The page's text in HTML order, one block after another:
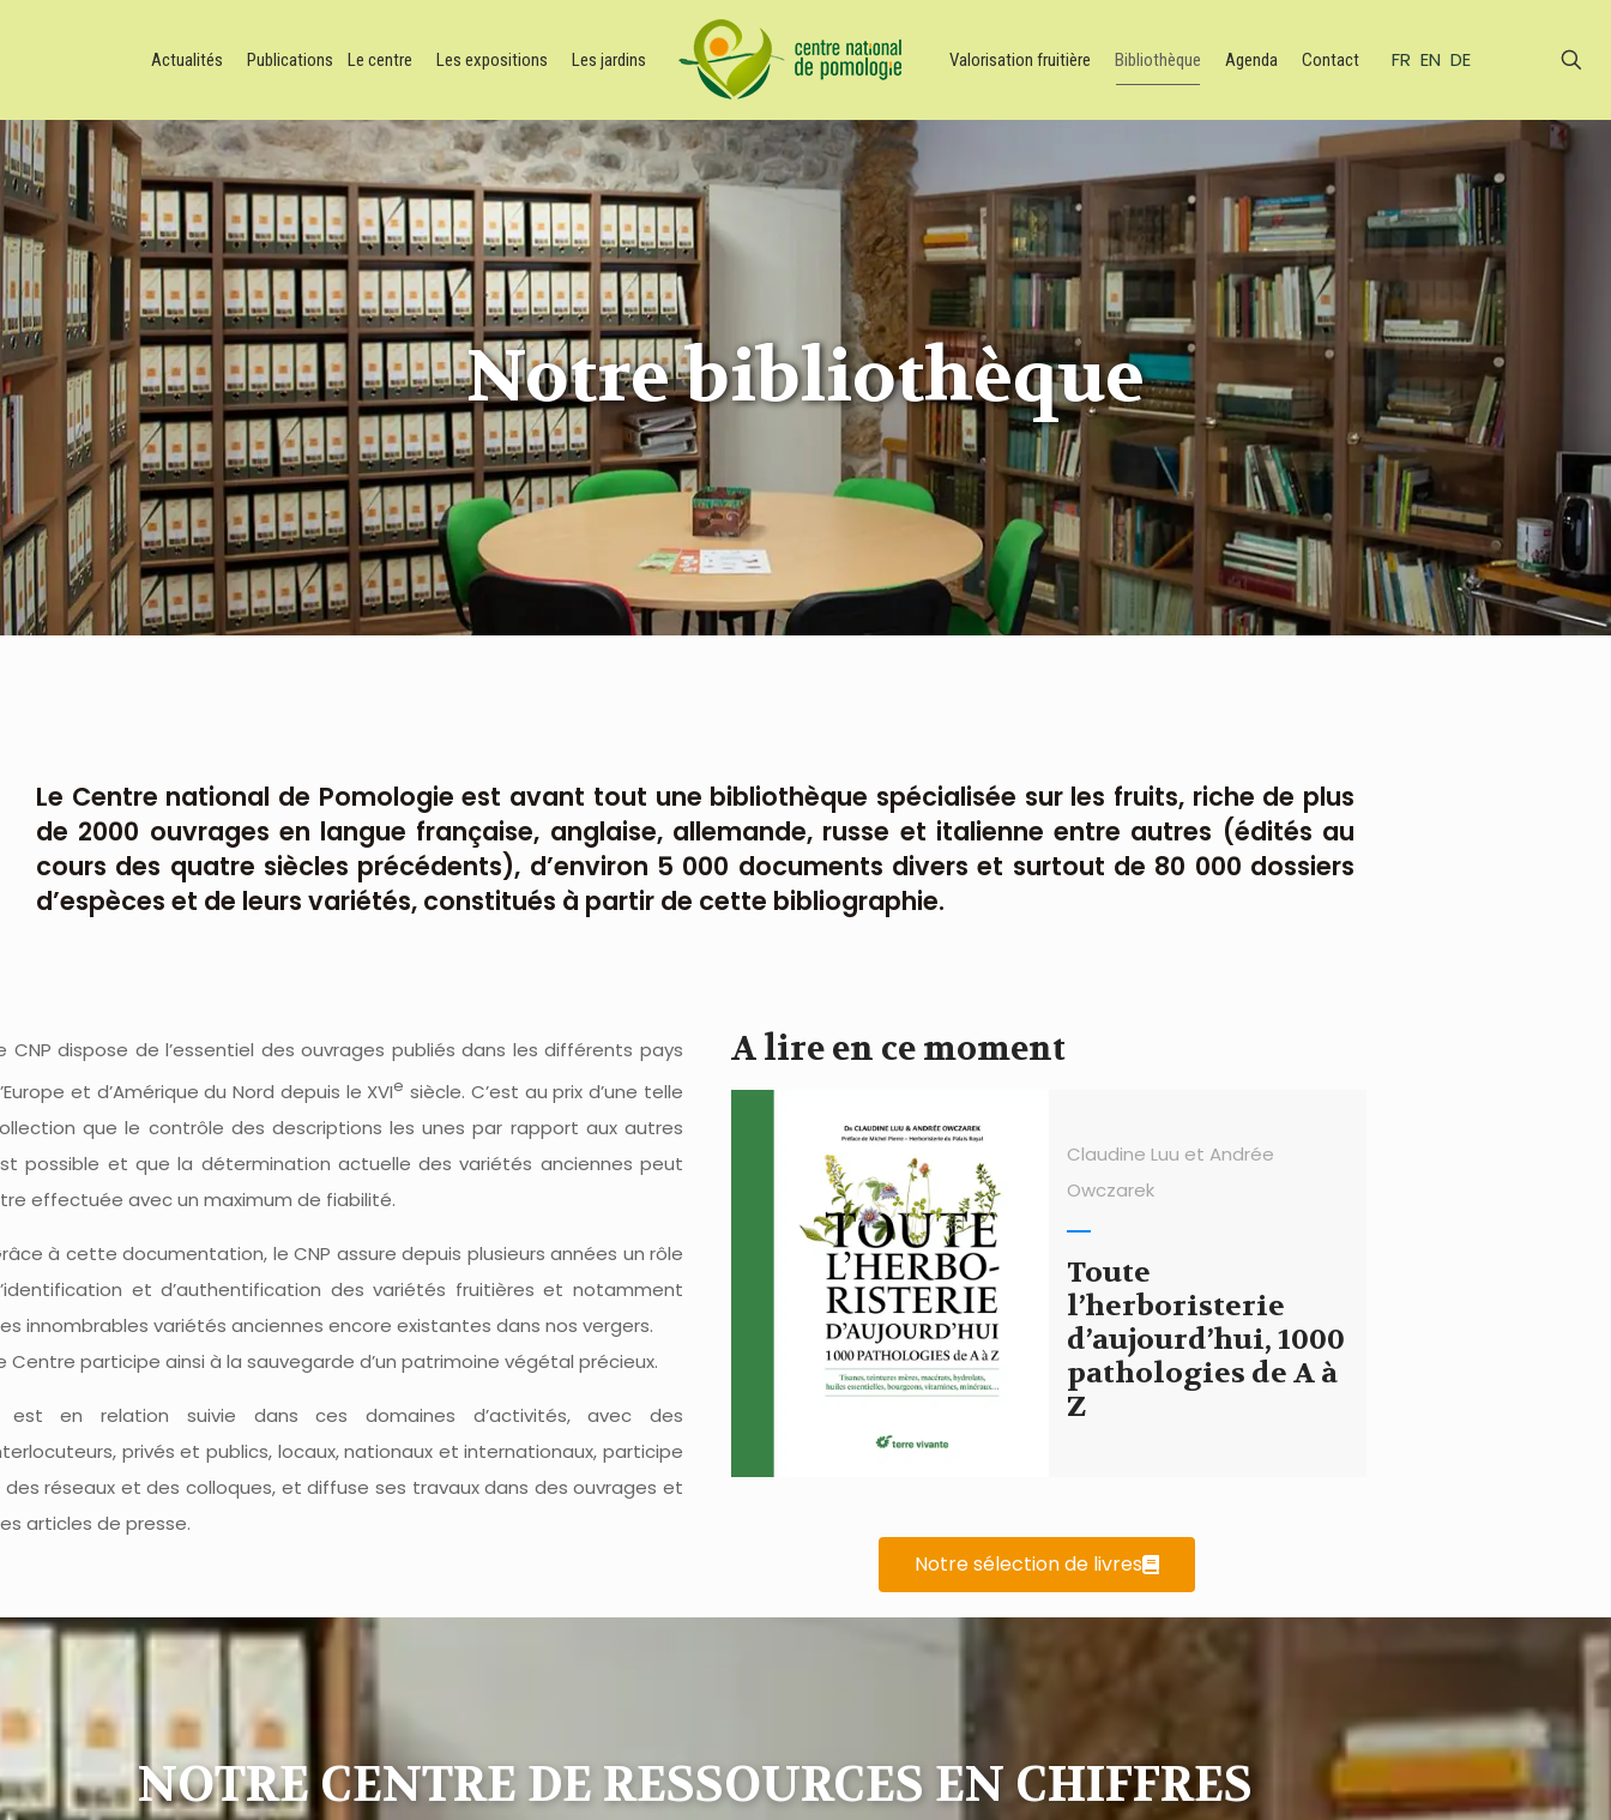
Actualités Publications Le centre Les expositions Les jardins Valorisation fruitière Bibliothèque Agenda Contact FR EN DE
Notre bibliothèque
Le Centre national de Pomologie est avant tout une bibliothèque spécialisée sur les fruits, riche de plus
de 2000 ouvrages en langue française, anglaise, allemande, russe et italienne entre autres (édités au
cours des quatre siècles précédents), d’environ 5 000 documents divers et surtout de 80 000 dossiers
d’espèces et de leurs variétés, constitués à partir de cette bibliographie.
CNP dispose de l’essentiel des ouvrages publiés dans les différents pays
et d’Amérique du Nord depuis le XVIe siècle. C’est au prix d’une telle
que le contrôle des descriptions les unes par rapport aux autres
possible et que la détermination actuelle des variétés anciennes peut
effectuée avec un maximum de fiabilité.
à cette documentation, le CNP assure depuis plusieurs années un rôle
et d’authentification des variétés fruitières et notamment
innombrables variétés anciennes encore existantes dans nos vergers.
Centre participe ainsi à la sauvegarde d’un patrimoine végétal précieux.
est en relation suivie dans ces domaines d’activités, avec des
privés et publics, locaux, nationaux et internationaux, participe
des réseaux et des colloques, et diffuse ses travaux dans des ouvrages et
articles de presse.
A lire en ce moment
Claudine Luu et Andrée
Owczarek
Toute
l’herboristerie
d’aujourd’hui, 1000
pathologies de A à
Z
Notre sélection de livres
NOTRE CENTRE DE RESSOURCES EN CHIFFRES